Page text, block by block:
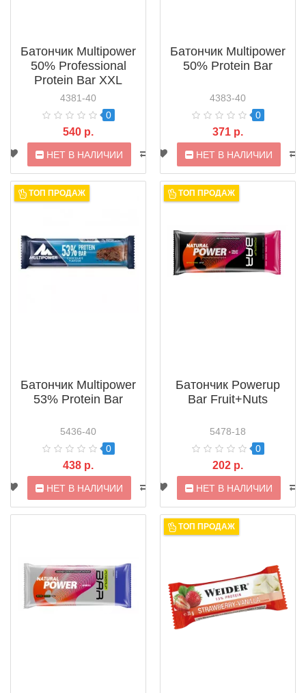
Батончик Multipower
50% Professional
Protein Bar XXL
4381-40
0
540 р.
НЕТ В НАЛИЧИИ
Батончик Multipower
50% Protein Bar
4383-40
0
371 р.
НЕТ В НАЛИЧИИ
ТОП ПРОДАЖ
Батончик Multipower
53% Protein Bar
5436-40
0
438 р.
НЕТ В НАЛИЧИИ
ТОП ПРОДАЖ
Батончик Powerup
Bar Fruit+Nuts
5478-18
0
202 р.
НЕТ В НАЛИЧИИ
ТОП ПРОДАЖ